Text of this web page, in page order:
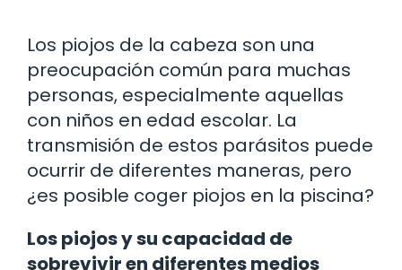
Los piojos de la cabeza son una
preocupación común para muchas
personas, especialmente aquellas
con niños en edad escolar. La
transmisión de estos parásitos puede
ocurrir de diferentes maneras, pero
¿es posible coger piojos en la piscina?
Los piojos y su capacidad de
sobrevivir en diferentes medios